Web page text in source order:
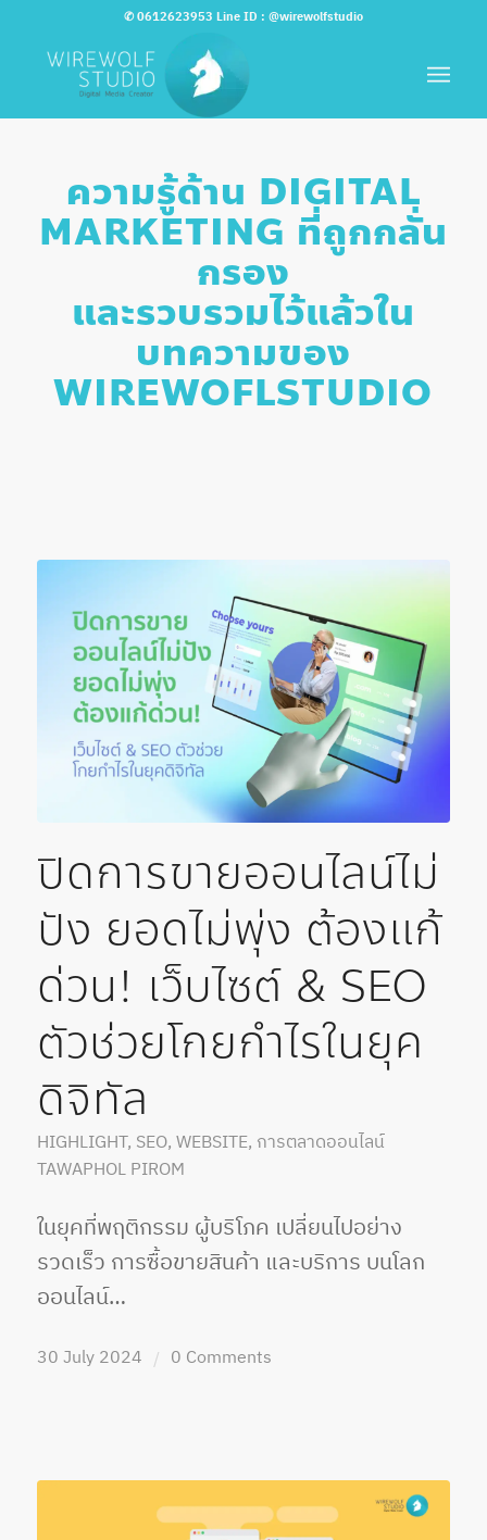
✆0612623953 Line ID : @wirewolfstudio
ความรู้ด้าน DIGITAL
MARKETING ที่ถูกกลั่น
กรอง
และรวบรวมไว้แล้วใน
บทความของ
WIREWOFLSTUDIO
ปิดการขายออนไลน์ไม่
ปัง ยอดไม่พุ่ง ต้องแก้
ด่วน! เว็บไซต์ & SEO
ตัวช่วยโกยกำไรในยุค
ดิจิทัล
HIGHLIGHT, SEO, WEBSITE, การตลาดออนไลน์
TAWAPHOL PIROM
ในยุคที่พฤติกรรม ผู้บริโภค เปลี่ยนไปอย่าง
รวดเร็ว การซื้อขายสินค้า และบริการ บนโลก
ออนไลน์…
30 July 2024 / 0 Comments